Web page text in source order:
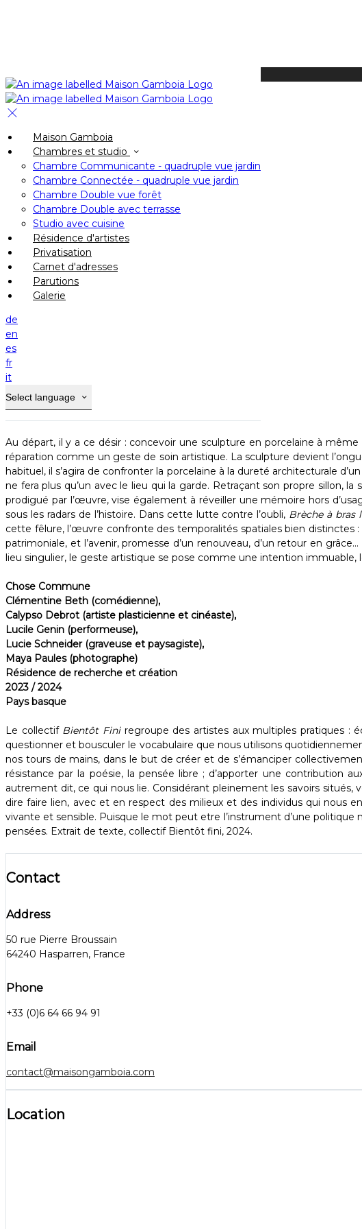
Maison Gamboia
Chambres et studio
Chambre Communicante - quadruple vue jardin
Chambre Connectée - quadruple vue jardin
Chambre Double vue forêt
Chambre Double avec terrasse
Studio avec cuisine
Résidence d'artistes
Privatisation
Carnet d'adresses
Parutions
Galerie
de
en
es
fr
it
Select language
Book your stay
Check Out
Adults
Children
+
Brèche à bras le corps
Pauline Castra, artiste plasticienne
Résidence de recherche et création
2022 / 2023
Pays basque ​
Au départ, il y a ce désir : concevoir une sculpture en porcelaine à
réparation comme un geste de soin artistique. La sculpture devient
habituel, il s’agira de confronter la porcelaine à la dureté architecturale
ne fera plus qu’un avec le lieu qui la garde. Retraçant son propre sillon,
prodigué par l’œuvre, vise également à réveiller une mémoire hors
sous les radars de l’histoire. Dans cette lutte contre l’oubli, Brèche à bras
cette fêlure, l’œuvre confronte des temporalités spatiales bien distinctes
patrimoniale, et l’avenir, promesse d’un renouveau, d’un retour en
lieu singulier, le geste artistique se pose comme une intention immuable,
Chose Commune
Clémentine Beth (comédienne),
Calypso Debrot (artiste plasticienne et cinéaste),
Lucile Genin (performeuse),
Lucie Schneider (graveuse et paysagiste),
Maya Paules (photographe)
Résidence de recherche et création
2023 / 2024
Pays basque
Le collectif Bientôt Fini regroupe des artistes aux multiples pratiques :
questionner et bousculer le vocabulaire que nous utilisons
nos tours de mains, dans le but de créer et de s’émanciper
résistance par la poésie, la pensée libre ; d’apporter une contribution
autrement dit, ce qui nous lie. Considérant pleinement les savoirs situés,
dire faire lien, avec et en respect des milieux et des individus qui nous
vivante et sensible. Puisque le mot peut etre l’instrument d’une politique
pensées. ​Extrait de texte, collectif Bientôt fini, 2024.
Contact
Address
50 rue Pierre Broussain
64240 Hasparren, France
Phone
+33 (0)6 64 66 94 91
Email
contact@maisongamboia.com
Location